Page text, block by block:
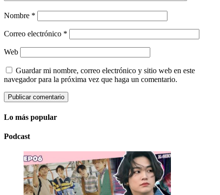
Nombre *
Correo electrónico *
Web
Guardar mi nombre, correo electrónico y sitio web en este
navegador para la próxima vez que haga un comentario.
Lo más popular
Podcast